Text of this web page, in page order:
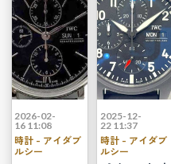
2026-02-
16 11:08
時計 - アイダブ
ルシー
2025-12-
22 11:37
時計 - アイダブ
ルシー